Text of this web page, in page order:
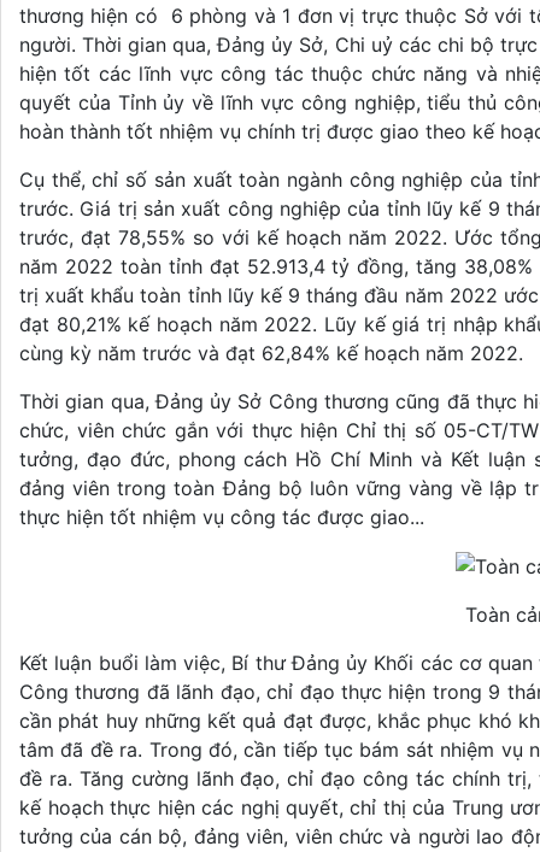
thương hiện có 6 phòng và 1 đơn vị trực thuộc Sở với
người. Thời gian qua, Đảng ủy Sở, Chi uỷ các chi bộ
hiện tốt các lĩnh vực công tác thuộc chức năng và
quyết của Tỉnh ủy về lĩnh vực công nghiệp, tiểu thủ
hoàn thành tốt nhiệm vụ chính trị được giao theo kế
Cụ thể, chỉ số sản xuất toàn ngành công nghiệp của
trước. Giá trị sản xuất công nghiệp của tỉnh lũy kế 9
trước, đạt 78,55% so với kế hoạch năm 2022. Ước
năm 2022 toàn tỉnh đạt 52.913,4 tỷ đồng, tăng
trị xuất khẩu toàn tỉnh lũy kế 9 tháng đầu năm 2022
đạt 80,21% kế hoạch năm 2022. Lũy kế giá trị nhập
cùng kỳ năm trước và đạt 62,84% kế hoạch năm 2022.
Thời gian qua, Đảng ủy Sở Công thương cũng đã thực
chức, viên chức gắn với thực hiện Chỉ thị số 05-CT/
tưởng, đạo đức, phong cách Hồ Chí Minh và Kết luận
đảng viên trong toàn Đảng bộ luôn vững vàng về lập
thực hiện tốt nhiệm vụ công tác được giao...
Toàn
Kết luận buổi làm việc, Bí thư Đảng ủy Khối các cơ
Công thương đã lãnh đạo, chỉ đạo thực hiện trong 9
cần phát huy những kết quả đạt được, khắc phục khó
tâm đã đề ra. Trong đó, cần tiếp tục bám sát nhiệm vụ
đề ra. Tăng cường lãnh đạo, chỉ đạo công tác chính
kế hoạch thực hiện các nghị quyết, chỉ thị của Trung
tưởng của cán bộ, đảng viên, viên chức và người lao